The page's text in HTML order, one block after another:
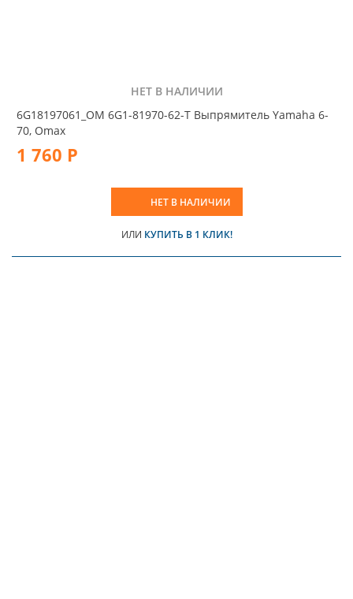
НЕТ В НАЛИЧИИ
6G18197061_OM 6G1-81970-62-T Выпрямитель Yamaha 6-
70, Omax
1 760 Р
НЕТ В НАЛИЧИИ
ИЛИ КУПИТЬ В 1 КЛИК!